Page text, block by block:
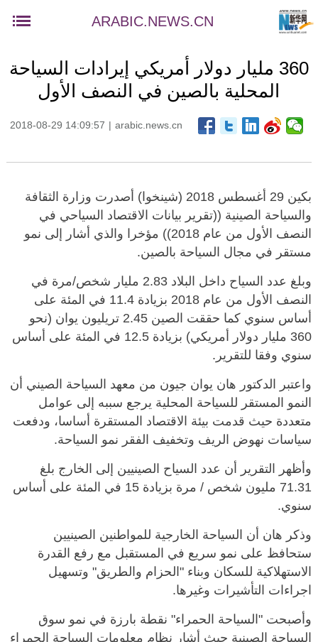
ARABIC.NEWS.CN
360 مليار دولار أمريكي إيرادات السياحة
المحلية بالصين في النصف الأول
2018-08-29 14:09:57 | arabic.news.cn
بكين 29 أغسطس 2018 (شينخوا) أصدرت وزارة الثقافة
والسياحة الصينية ((تقرير بيانات الاقتصاد السياحي في
النصف الأول من عام 2018)) مؤخرا والذي أشار إلى نمو
مستقر في مجال السياحة بالصين.
وبلغ عدد السياح داخل البلاد 2.83 مليار شخص/مرة في
النصف الأول من عام 2018 بزيادة 11.4 في المئة على
أساس سنوي كما حققت الصين 2.45 تريليون يوان (نحو
360 مليار دولار أمريكي) بزيادة 12.5 في المئة على أساس
سنوي وفقا للتقرير.
واعتبر الدكتور هان يوان جيون من معهد السياحة الصيني أن
النمو المستقر للسياحة المحلية يرجع سببه إلى عوامل
متعددة حيث قدمت بيئة الاقتصاد المستقرة أساسا، ودفعت
سياسات نهوض الريف وتخفيف الفقر نمو السياحة.
وأظهر التقرير أن عدد السياح الصينيين إلى الخارج بلغ
71.31 مليون شخص / مرة بزيادة 15 في المئة على أساس
سنوي.
وذكر هان أن السياحة الخارجية للمواطنين الصينيين
ستحافظ على نمو سريع في المستقبل مع رفع القدرة
الاستهلاكية للسكان وبناء "الحزام والطريق" وتسهيل
اجراءات التأشيرات وغيرها.
وأصبحت "السياحة الحمراء" نقطة بارزة في نمو سوق
السياحة الصينية حيث أشار نظام معلومات السياحة الحمراء